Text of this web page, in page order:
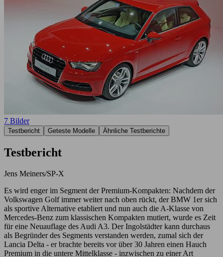
7 Bilder
Testbericht Geteste Modelle Ähnliche Testberichte
Testbericht
Jens Meiners/SP-X
Es wird enger im Segment der Premium-Kompakten: Nachdem der
Volkswagen Golf immer weiter nach oben rückt, der BMW 1er sich
als sportive Alternative etabliert und nun auch die A-Klasse von
Mercedes-Benz zum klassischen Kompakten mutiert, wurde es Zeit
für eine Neuauflage des Audi A3. Der Ingolstädter kann durchaus
als Begründer des Segments verstanden werden, zumal sich der
Lancia Delta - er brachte bereits vor über 30 Jahren einen Hauch
Premium in die untere Mittelklasse - inzwischen zu einer Art